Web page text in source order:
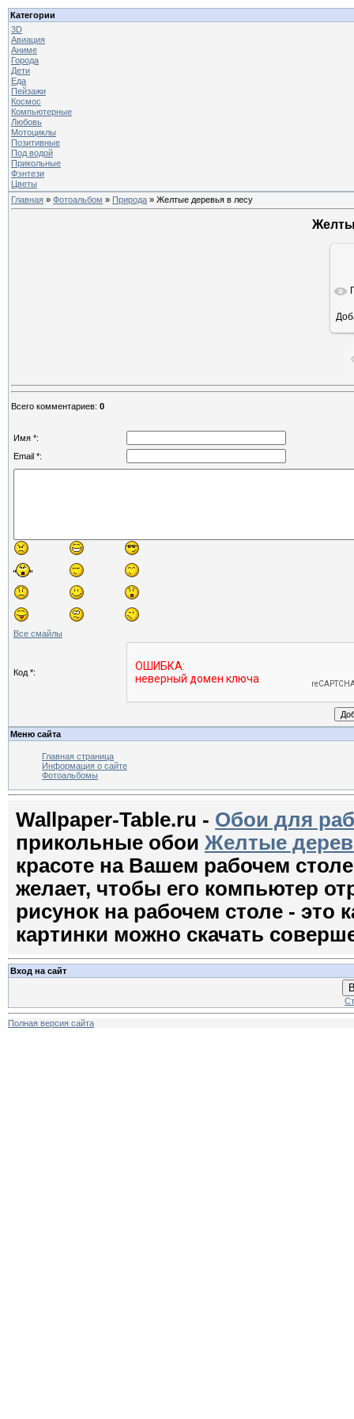
Категории
3D
Авиация
Аниме
Города
Дети
Еда
Пейзажи
Космос
Компьютерные
Любовь
Мотоциклы
Позитивные
Под водой
Прикольные
Фэнтези
Цветы
Главная » Фотоальбом » Природа » Желтые деревья в лесу
Всего комментариев: 0
Имя *:
Email *:
Все смайлы
Код *:
Меню сайта
Главная страница
Информация о сайте
Фотоальбомы
Wallpaper-Table.ru - Обои для
прикольные обои Желтые
красоте на Вашем рабочем
желает, чтобы его компьютер
рисунок на рабочем столе - это
картинки можно скачать
Вход на сайт
Полная версия сайта